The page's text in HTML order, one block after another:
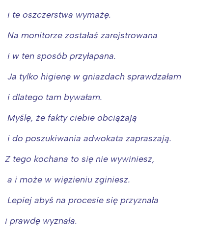
i te oszczerstwa wymażę.
Na monitorze zostałaś zarejstrowana
i w ten sposób przyłapana.
Ja tylko higienę w gniazdach sprawdzałam
i dlatego tam bywałam.
Myślę, że fakty ciebie obciążają
i do poszukiwania adwokata zapraszają.
Z tego kochana to się nie wywiniesz,
a i może w więzieniu zginiesz.
Lepiej abyś na procesie się przyznała
i prawdę wyznała.